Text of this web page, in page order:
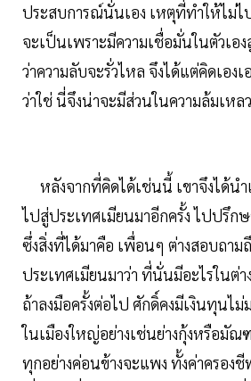
ประสบการณ์นั่นเอง เหตุที่ทำให้ไม่ไ
จะเป็นเพราะมีความเชื่อมั่นในตัวเอง
ว่าความลับจะรั่วไหล จึงได้แต่คิดเอง
ว่าใช่ นี่จึงน่าจะมีส่วนในความล้มเห
หลังจากที่คิดได้เช่นนี้ เขาจึงได้นำ
ไปสู่ประเทศเมียนมาอีกครั้ง ไปปรึก
ซึ่งสิ่งที่ได้มาคือ เพื่อนๆ ต่างสอบถาม
ประเทศเมียนมาว่า ที่นั่นมีอะไรในต่า
ถ้าลงมือครั้งต่อไป ศักดิ์คงมีเงินทุนไ
ในเมืองใหญ่อย่างเช่นย่างกุ้งหรือมัณ
ทุกอย่างค่อนข้างจะแพง ทั้งค่าครองชี